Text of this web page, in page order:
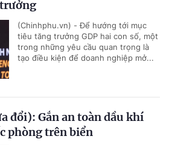
(Chinhphu.vn) - Để hướng tới mục
tiêu tăng trưởng GDP hai con số, một
trong những yêu cầu quan trọng là
tạo điều kiện để doanh nghiệp mở...
đổi): Gắn an toàn dầu khí
phòng trên biển